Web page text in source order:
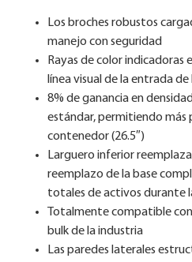
Los broches robustos
manejo con seguridad
Rayas de color indicadoras
línea visual de la entrada
8% de ganancia en
estándar, permitiendo
contenedor (26.5″)
Larguero inferior
reemplazo de la base
totales de activos durante
Totalmente compatible
bulk de la industria
Las paredes laterales